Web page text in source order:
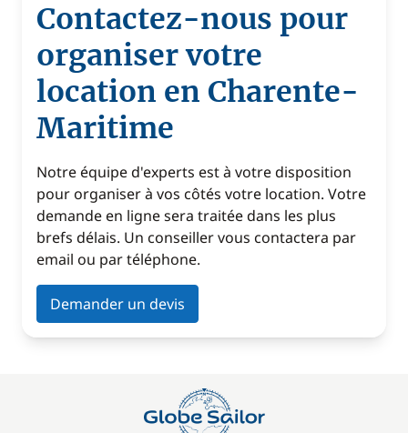
Contactez-nous pour
organiser votre
location en Charente-
Maritime
Notre équipe d'experts est à votre disposition
pour organiser à vos côtés votre location. Votre
demande en ligne sera traitée dans les plus
brefs délais. Un conseiller vous contactera par
email ou par téléphone.
Demander un devis